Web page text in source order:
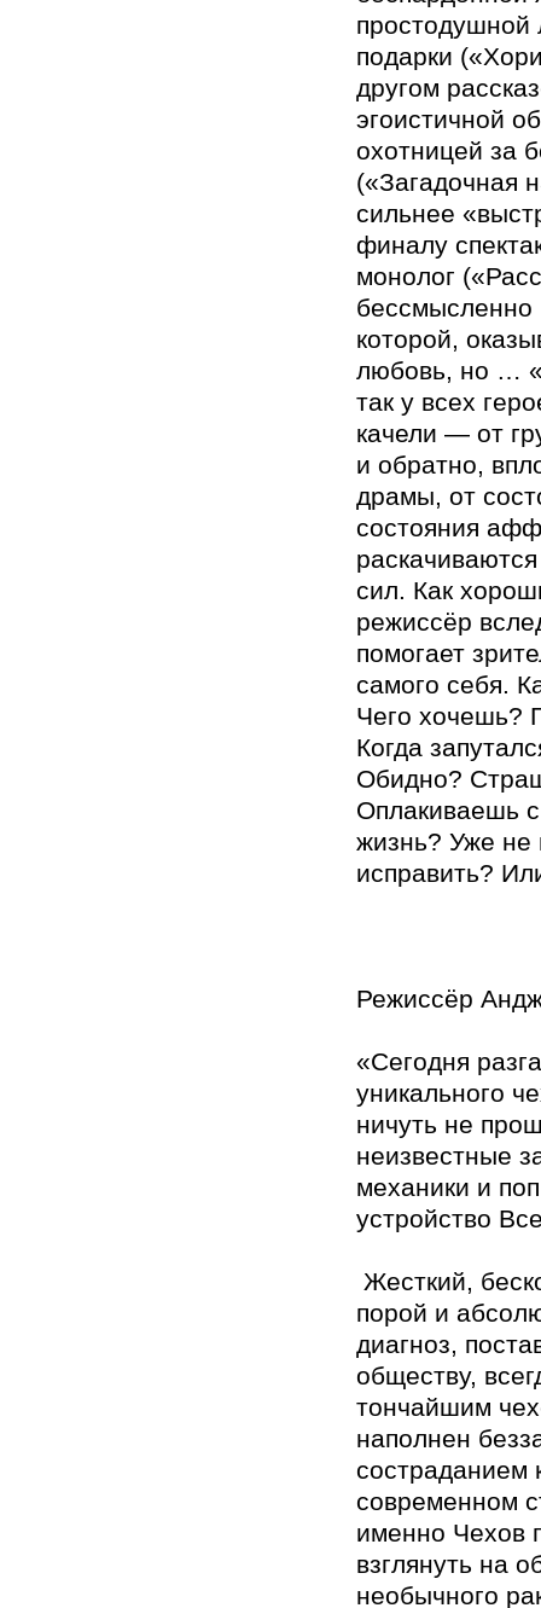
простодушной
подарки
другом
эгоистичной
охотницей за
(«Загадочная
сильнее
финалу
монолог
бессмысленно
которой,
любовь, но …
так у всех
качели — от
и обратно,
драмы, от
состояния
сил. Как
режиссёр
помогает
самого себя.
Чего хочешь?
Когда
Обидно?
Оплакиваешь
жизнь? Уже не
исправить?
Режиссёр
«Сегодня
уникального
ничуть не
неизвестные
механики и
устройство
Жесткий,
порой и
диагноз,
обществу,
тончайшим
наполнен​
состраданием
современном
именно Чехов​
взглянуть на
необычного